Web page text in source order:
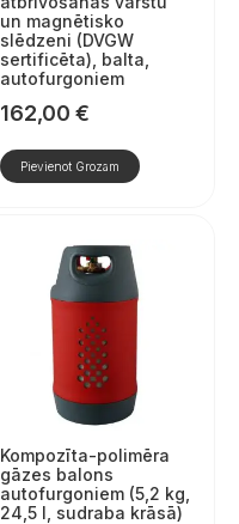
un magnētisko
slēdzeni (DVGW
sertificēta), balta,
autofurgoniem
162,00 €
Pievienot Grozam
Kompozīta-polimēra
gāzes balons
autofurgoniem (5,2 kg,
24,5 l, sudraba krāsā)